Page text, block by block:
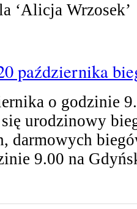
‘Alicja Wrzosek’
października
o godzinie
urodzinowy
darmowych
9.00 na